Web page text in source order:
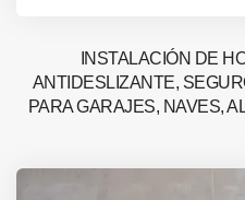
INSTALACIÓN DE
ANTIDESLIZANTE,
PARA GARAJES, NAVES,